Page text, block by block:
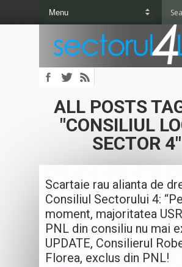
ALL POSTS
"CONSILIUL
SECTOR 4"
Scartaie rau alianta de
Consiliul Sectorului 4:
moment, majoritatea
PNL din consiliu nu mai
UPDATE, Consilierul
Florea, exclus din PNL!